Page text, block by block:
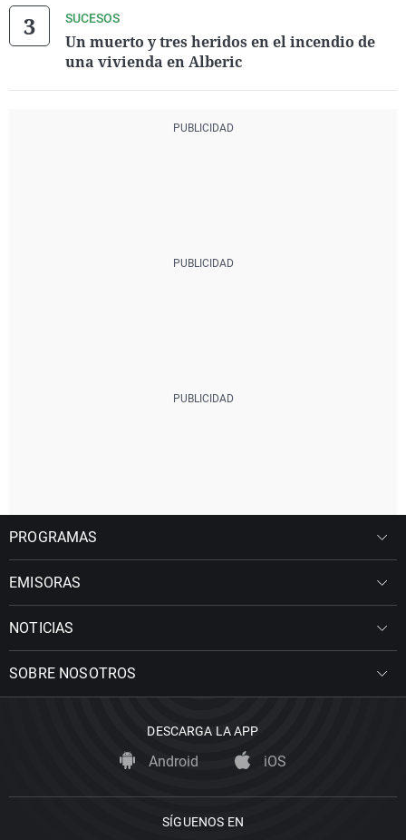
SUCESOS
Un muerto y tres heridos en el incendio de
una vivienda en Alberic
PROGRAMAS
EMISORAS
NOTICIAS
SOBRE NOSOTROS
DESCARGA LA APP
Android iOS
SÍGUENOS EN